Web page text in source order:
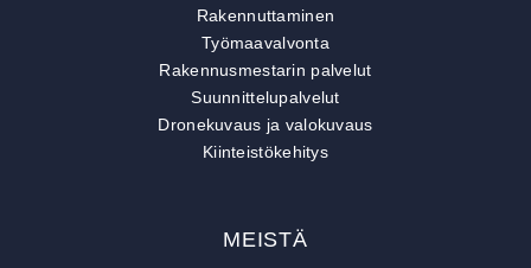
Rakennuttaminen
Työmaavalvonta
Rakennusmestarin palvelut
Suunnittelupalvelut
Dronekuvaus ja valokuvaus
Kiinteistökehitys
MEISTÄ